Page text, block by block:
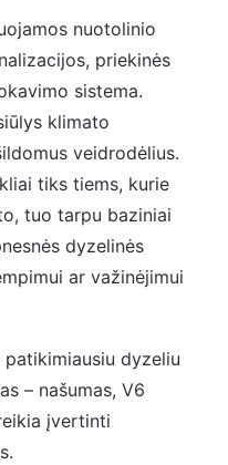
nuotolinio
priekinės
sistema.
klimato
veidrodėlius.
tiks tiems, kurie
tuo tarpu baziniai
dyzelinės
ar važinėjimui
dyzeliu
– našumas, V6
įvertinti